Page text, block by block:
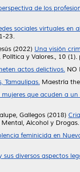
de los
sociales virtuales
23.
(2022) Una visión
y Valores., 10
actos delictivos. NO
Tamaulipas. Maestría
que acuden a
Gallegos (2018)
Alcohol y
feminicida en
sus diversos aspectos